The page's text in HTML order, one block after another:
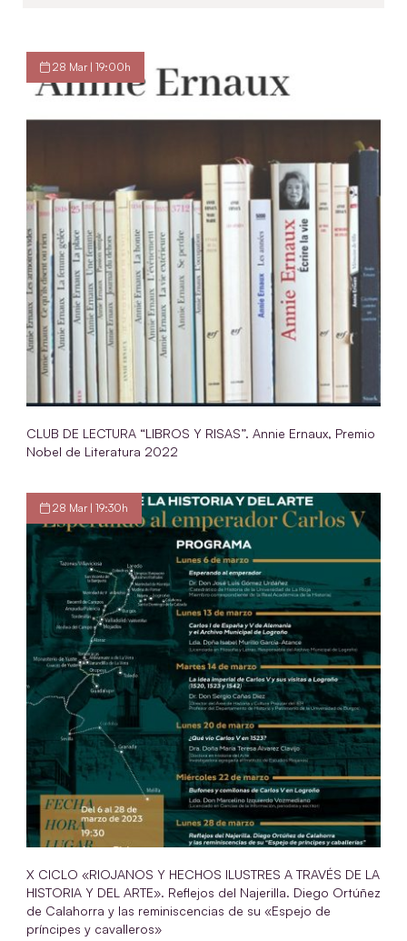
28 Mar | 19:00h
CLUB DE LECTURA “LIBROS Y RISAS”. Annie Ernaux, Premio
Nobel de Literatura 2022
28 Mar | 19:30h
X CICLO «RIOJANOS Y HECHOS ILUSTRES A TRAVÉS DE LA
HISTORIA Y DEL ARTE». Reflejos del Najerilla. Diego Ortúñez
de Calahorra y las reminiscencias de su «Espejo de
príncipes y cavalleros»